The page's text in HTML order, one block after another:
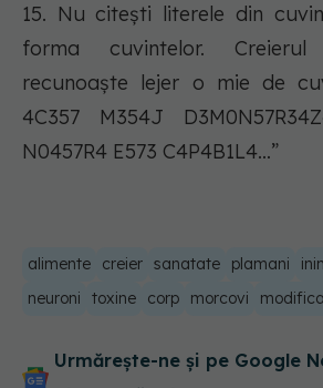
15. Nu citești literele din
forma cuvintelor.
recunoaște lejer o mie de
4C357 M354J
N0457R4 E573 C4P4B1L4…”
alimente creier sanatate plamani
neuroni
toxine corp morcovi
Urmărește-ne și pe Google